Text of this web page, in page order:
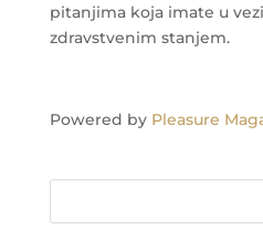
pitanjima koja imate u
zdravstvenim stanjem.
Powered by Pleasure